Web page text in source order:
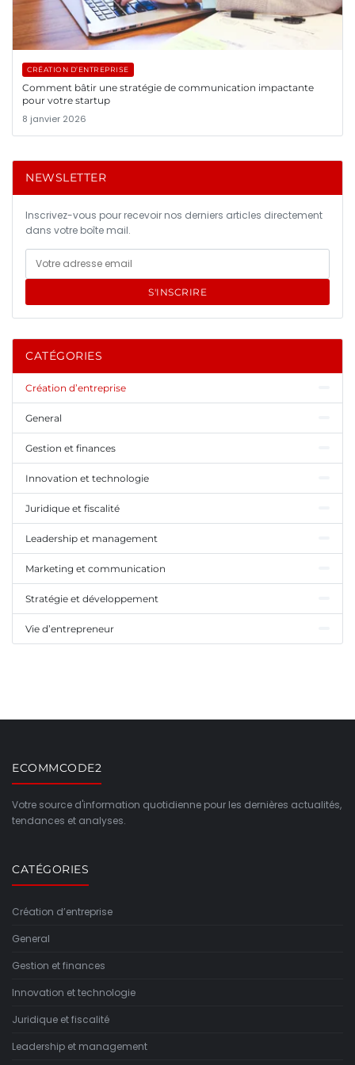
CRÉATION D’ENTREPRISE
Comment bâtir une stratégie de communication impactante
pour votre startup
8 janvier 2026
NEWSLETTER
Inscrivez-vous pour recevoir nos derniers articles directement
dans votre boîte mail.
S'INSCRIRE
CATÉGORIES
Création d’entreprise
General
Gestion et finances
Innovation et technologie
Juridique et fiscalité
Leadership et management
Marketing et communication
Stratégie et développement
Vie d’entrepreneur
ECOMMCODE2
Votre source d'information quotidienne pour les dernières actualités,
tendances et analyses.
CATÉGORIES
Création d’entreprise
General
Gestion et finances
Innovation et technologie
Juridique et fiscalité
Leadership et management